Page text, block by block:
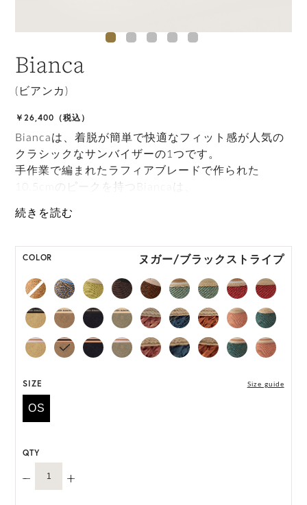
Bianca
(ビアンカ)
￥26,400（税込）
Biancaは、着脱が簡単で快適なフィット感が人気の
クラシックなサンバイザーの1つです。
手作業で編まれたラフィアブレードで作られた
10.5cmのピークを持つBiancaは、
を与え、日差しからもあなたを守ります。
ONE SIZE展開の商品:ONE SIZE 57.5cm
*ハンドメイド製品のサイズには微小の個体差がござ
います。
COLOR ヌガー/ブラックストライプ
SIZE Size guide
OS
QTY